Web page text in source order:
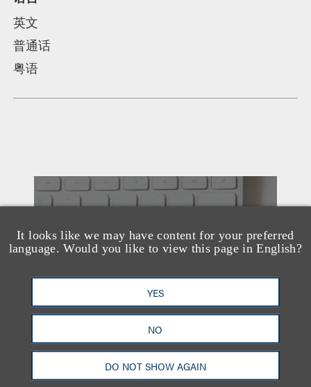
It looks like we may have content for your preferred
language. Would you like to view this page in English?
YES
NO
DO NOT SHOW AGAIN
英文
普通话
粤语
另见